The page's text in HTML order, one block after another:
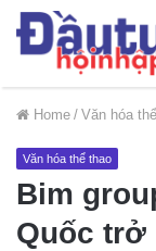
Home / Văn hóa
Văn hóa thể thao
Bim
Quốc trở